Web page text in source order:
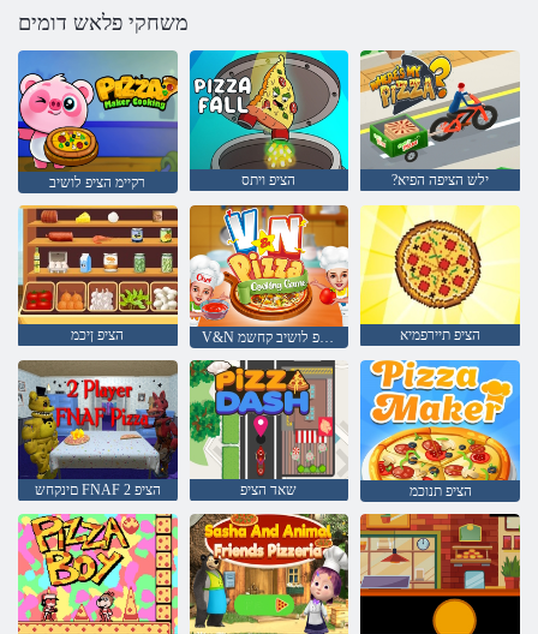
משחקי פלאש דומים
רקיימ הציפ לושיב הציפ ויתס ?ילש הציפה הפיא
הציפ ןיכמ V&N הציפ לושיב קחשמ הציפ תיירפמיא
םינקחש FNAF 2 הציפ שאד הציפ הציפ תנוכמ